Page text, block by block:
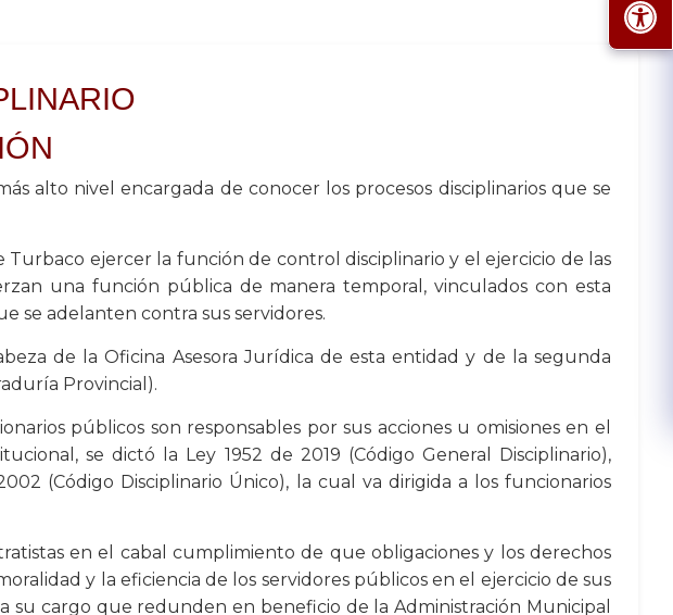
alto nivel encargada de conocer los procesos disciplinarios que se
ejercer la función de control disciplinario y el ejercicio de las
una función pública de manera temporal, vinculados con esta
se adelanten contra sus servidores.​
de la Oficina Asesora Jurídica de esta entidad y de la segunda
Provincial).
públicos son responsables por sus acciones u omisiones en el
se dictó la Ley 1952 de 2019 (Código General Disciplinario),
(Código Disciplinario Único), la cual va dirigida a los funcionarios
en el cabal cumplimiento de que obligaciones y los derechos
y la eficiencia de los servidores públicos en el ejercicio de sus
su cargo que redunden en beneficio de la Administración Municipal